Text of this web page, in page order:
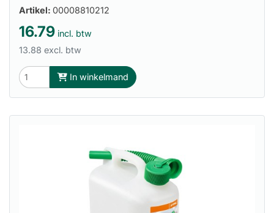
Artikel: 00008810212
16.79 incl. btw
13.88 excl. btw
In winkelmand